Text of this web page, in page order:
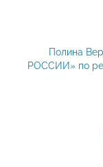
Полина
РОССИИ» по